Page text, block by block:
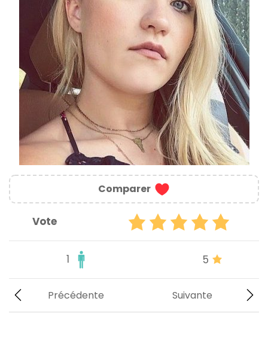
Comparer
Vote
1 5
Suivante
Précédente